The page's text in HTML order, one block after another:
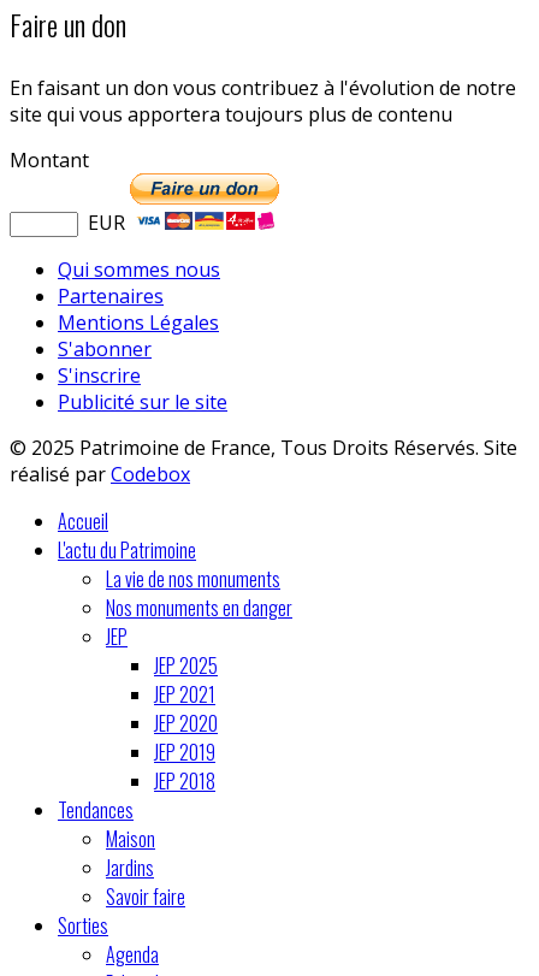
Faire un don
En faisant un don vous contribuez à l'évolution de notre
site qui vous apportera toujours plus de contenu
Montant
EUR
Qui sommes nous
Partenaires
Mentions Légales
S'abonner
S'inscrire
Publicité sur le site
© 2025 Patrimoine de France, Tous Droits Réservés. Site
réalisé parCodebox
Accueil
L'actu du Patrimoine
La vie de nos monuments
Nos monuments en danger
JEP
JEP 2025
JEP 2021
JEP 2020
JEP 2019
JEP 2018
Tendances
Maison
Jardins
Savoir faire
Sorties
Agenda